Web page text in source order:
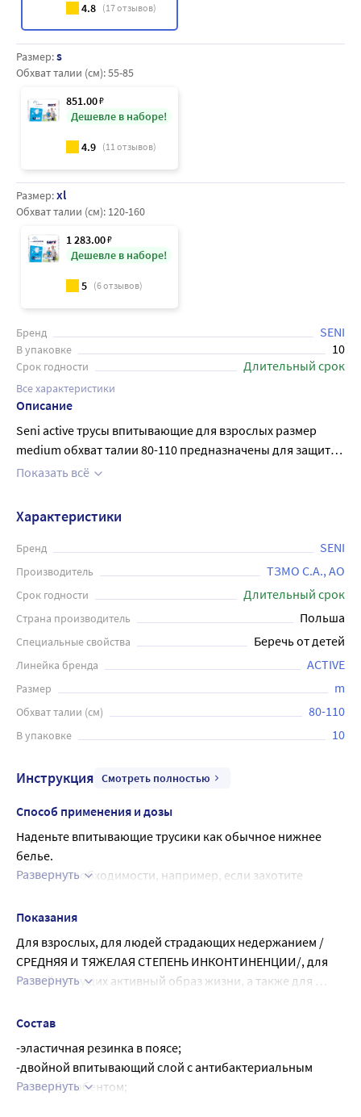
4.8 (17отзывов)
Размер:s
Обхват талии (см):55-85
851.00₽
Дешевле в наборе!
4.9 (11отзывов)
Размер:xl
Обхват талии (см): 120-160
1 283.00₽
Дешевле в наборе!
5 (6отзывов)
Бренд SENI
В упаковке 10
Срок годности Длительный срок
Все характеристики
Описание
Seni active трусы впитывающие для взрослых размер
medium обхват талии 80-110 предназначены для защиты
при средней и тяжелой степени инконтиненции
можно одевать и снимать, как обычное белье. Подходят
как для женщин, так и для мужчин. Они имеют
«дышащий» внешний слой, двойной впитывающий слой
с антибактериальным суперабсорбентом, гидрофобные
защиты от протекания по бокам . Индикатор
влагонасыщения – подскажет о степени наполнения и
необходимости смены изделия. Впитывающие трусы Seni
Active - это оптимальное решение для тех, кто ведет
активный образ жизни.
Показать всё
Характеристики
Бренд SENI
Производитель ТЗМО С.А., АО
Срок годности Длительный срок
Страна производитель Польша
Специальные свойства Беречь от детей
Линейка бренда ACTIVE
Размер m
Обхват талии (см) 80-110
В упаковке 10
Инструкция Смотреть полностью
Способ применения и дозы
Наденьте впитывающие трусики как обычное нижнее
белье.
В случае необходимости, например, если захотите
надевать их как обычное белье.
Помните: чтобы снять использованные впитывающие
трусики, просто разорвите боковые швы с обеих сторон.
Сверните использованные впитывающие трусики и
выбросьте в мусорное ведро.
Развернуть
Показания
Для взрослых, для людей страдающих недержанием /
СРЕДНЯЯ И ТЯЖЕЛАЯ СТЕПЕНЬ ИНКОНТИНЕНЦИИ/, для
людей, ведущих активный образ жизни, а также для
Развернуть
Состав
-эластичная резинка в поясе;
-двойной впитывающий слой с антибактериальным
суперабсорбентом;
Развернуть